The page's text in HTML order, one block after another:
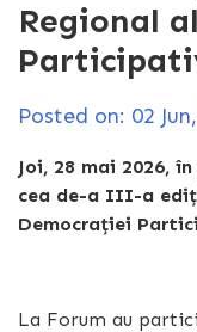
Regional
Posted on: 02
Joi, 28 mai 2026,
cea de-a III-a
Democrației
La Forum au